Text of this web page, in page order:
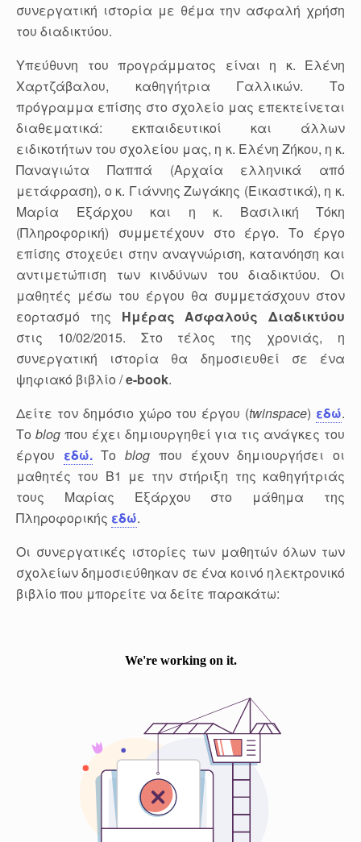
συνεργατική ιστορία με θέμα την ασφαλή χρήση
του διαδικτύου.
Υπεύθυνη του προγράμματος είναι η κ. Ελένη
Χαρτζάβαλου, καθηγήτρια Γαλλικών. Το
πρόγραμμα επίσης στο σχολείο μας επεκτείνεται
διαθεματικά: εκπαιδευτικοί και άλλων
ειδικοτήτων του σχολείου μας, η κ. Ελένη Ζήκου, η κ.
Παναγιώτα Παππά (Αρχαία ελληνικά από
μετάφραση), ο κ. Γιάννης Ζωγάκης (Εικαστικά), η κ.
Μαρία Εξάρχου και η κ. Βασιλική Τόκη
(Πληροφορική) συμμετέχουν στο έργο. Το έργο
επίσης στοχεύει στην αναγνώριση, κατανόηση και
αντιμετώπιση των κινδύνων του διαδικτύου. Οι
μαθητές μέσω του έργου θα συμμετάσχουν στον
εορτασμό της Ημέρας Ασφαλούς Διαδικτύου
στις 10/02/2015. Στο τέλος της χρονιάς, η
συνεργατική ιστορία θα δημοσιευθεί σε ένα
ψηφιακό βιβλίο /e-book.
Δείτε τον δημόσιο χώρο του έργου (twinspace) εδώ.
Το blogπου έχει δημιουργηθεί για τις ανάγκες του
έργου εδώ.Τοblog που έχουν δημιουργήσει οι
μαθητές του Β1 με την στήριξη της καθηγήτριάς
τους Μαρίας Εξάρχου στο μάθημα της
Πληροφορικής εδώ.
Oι συνεργατικές ιστορίες των μαθητών όλων των
σχολείων δημοσιεύθηκαν σε ένα κοινό ηλεκτρονικό
βιβλίο που μπορείτε να δείτε παρακάτω: